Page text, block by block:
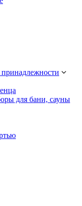
для бани, сауны